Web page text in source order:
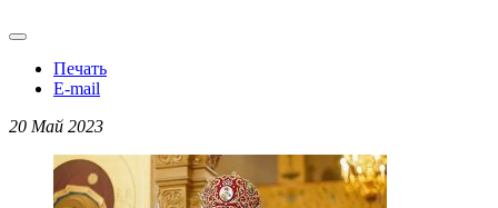
Печать
E-mail
20 Май 2023